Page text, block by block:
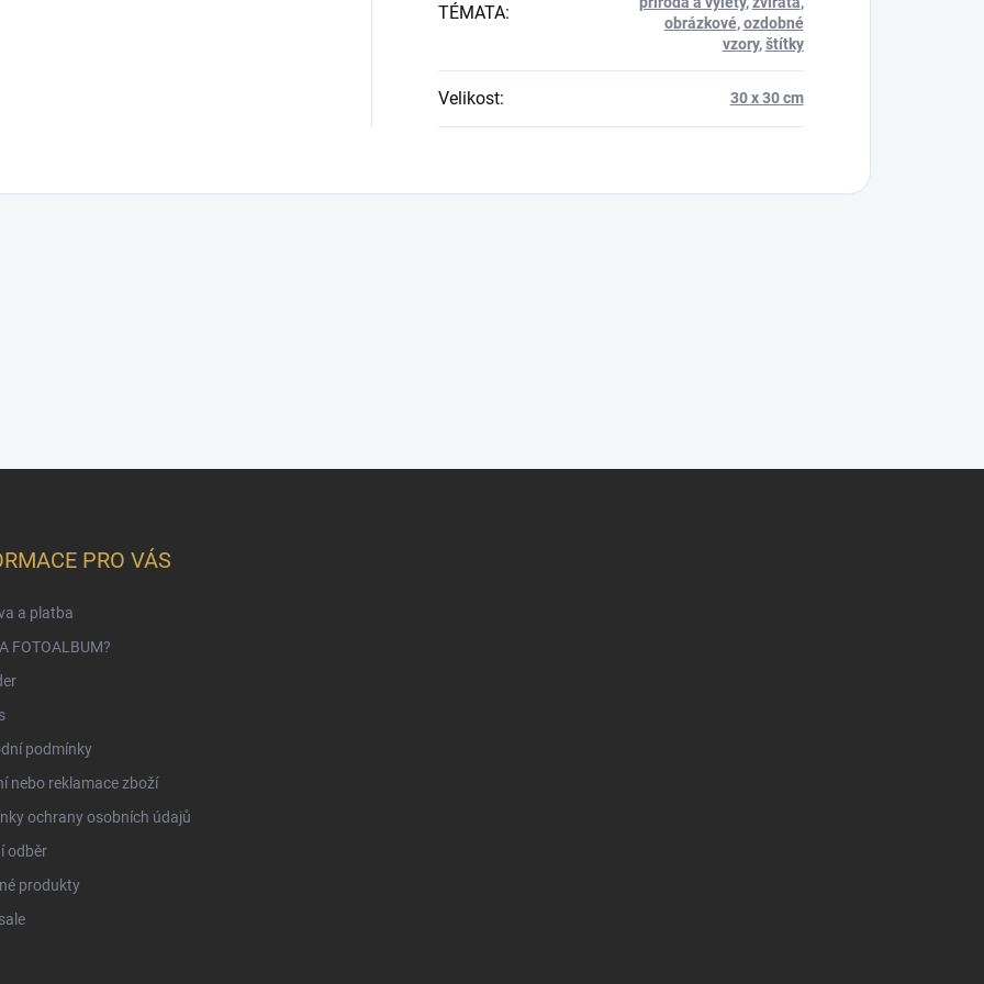
TÉMATA:
obrázkové,ozdobné
vzory,štítky
Velikost: 30 x 30 cm
PRO VÁS
a platba
FOTOALBUM?
podmínky
nebo reklamace zboží
ochrany osobních údajů
odběr
produkty